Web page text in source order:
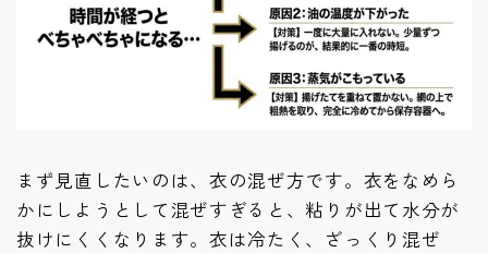
まず見直したいのは、衣の混ぜ方です。衣をなめら
かにしようとして混ぜすぎると、粘りが出て水分が
抜けにくくなります。衣は冷たく、ざっくり混ぜ